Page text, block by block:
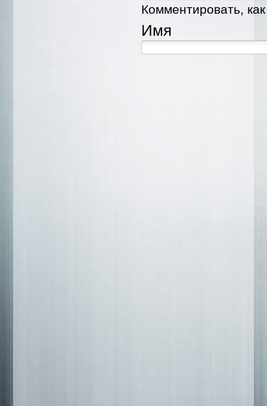
Комментировать,
Имя